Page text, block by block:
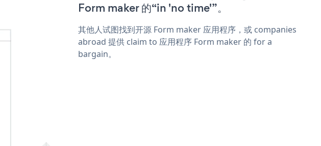
Form maker 的“in 'no time'”。
其他人试图找到开源 Form maker 应用程序，或 companies
abroad 提供 claim to 应用程序 Form maker 的 for a
bargain。